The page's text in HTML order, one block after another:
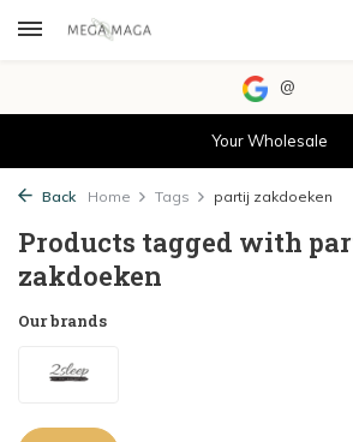
@
Your Wholesale
Back Home Tags partij zakdoeken
Products tagged with
zakdoeken
Our brands